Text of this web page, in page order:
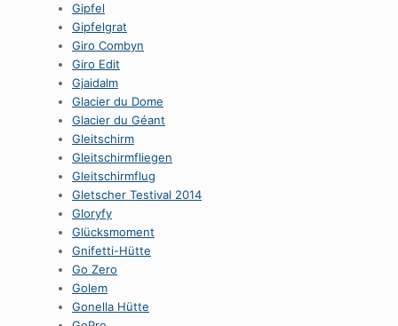
Gipfel
Gipfelgrat
Giro Combyn
Giro Edit
Gjaidalm
Glacier du Dome
Glacier du Géant
Gleitschirm
Gleitschirmfliegen
Gleitschirmflug
Gletscher Testival 2014
Gloryfy
Glücksmoment
Gnifetti-Hütte
Go Zero
Golem
Gonella Hütte